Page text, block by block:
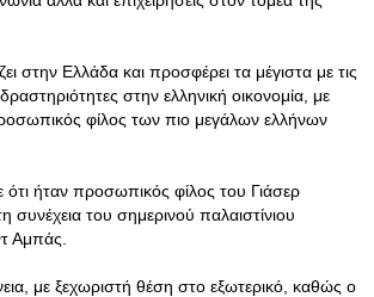
στην Ελλάδα και προσφέρει τα μέγιστα με τις
στην ελληνική οικονομία, με
φίλος των πιο μεγάλων ελλήνων
ήταν προσωπικός φίλος του Γιάσερ
συνέχεια του σημερινού παλαιστίνιου
Αμπάς.
με ξεχωριστή θέση στο εξωτερικό, καθώς ο